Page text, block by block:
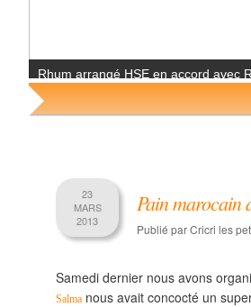
gingembre #RhumAvent avec Gun's
23
MARS
2013
Pain marocain
Publié par Cricri les
Samedi dernier nous avons
Salma nous avait concocté un